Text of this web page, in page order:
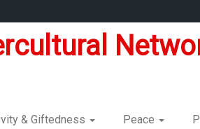
& Giftedness Peace